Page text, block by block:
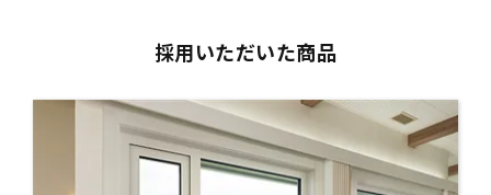
採用いただいた商品